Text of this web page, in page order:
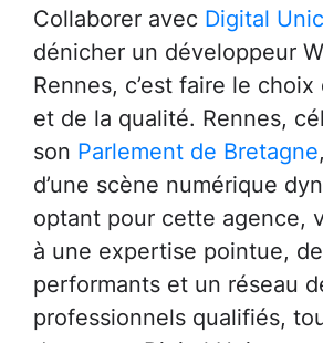
Collaborer avec Digital
dénicher un développeur
Rennes, c’est faire le choix
et de la qualité. Rennes,
son Parlement de Bretagne
d’une scène numérique
optant pour cette agence,
à une expertise pointue,
performants et un réseau
professionnels qualifiés,